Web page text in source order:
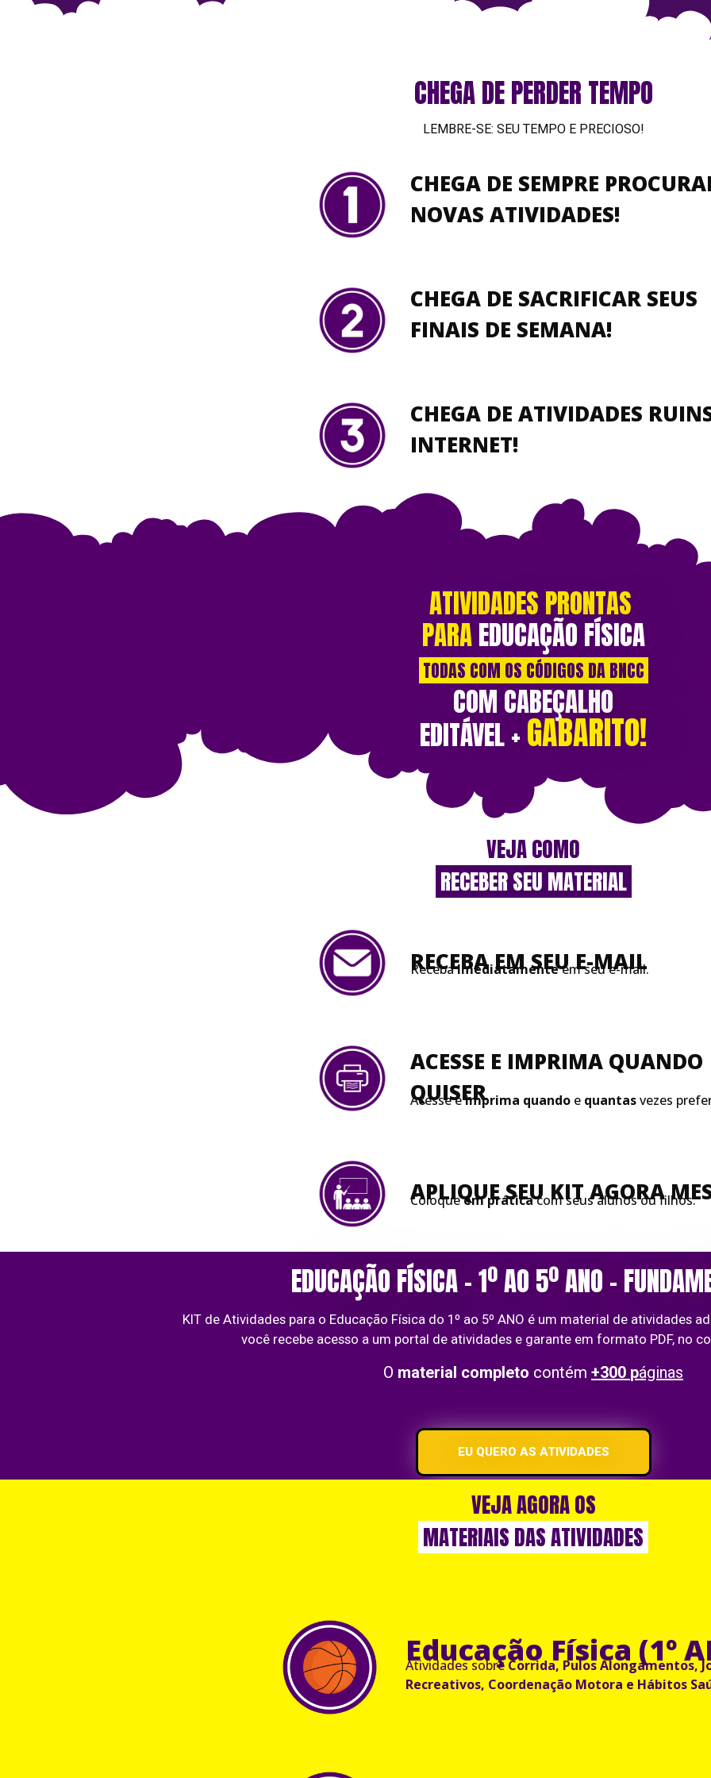
CHEGA DE PERDER TEMPO
LEMBRE-SE: SEU TEMPO E PRECIOSO!
CHEGA DE SEMPRE
NOVAS ATIVIDADES!
CHEGA DE SACRIFICAR SEUS
FINAIS DE SEMANA!
CHEGA DE ATIVIDADES
INTERNET!
ATIVIDADES PRONTAS
PARAEDUCAÇÃO FÍSICA
TODAS COM OS CÓDIGOS DA BNCC
COM CABEÇALHO
EDITÁVEL + GABARITO!
VEJA COMO
RECEBER SEU MATERIAL
RECEBA EM SEUE-MAIL
RecebaImediatamenteem seu e-mail.
ACESSE E IMPRIMA QUANDO
QUISER
Acesse eimprima quando e quantasvezes
APLIQUE SEU KIT AGORA
Coloqueem práticacom seus alunos ou filhos.
EDUCAÇÃO FÍSICA – 1º AO 5º ANO –
KIT de Atividades para o Educação Física do 1º ao 5º ANO é um material de atividades
você recebe acesso a um portal de atividades e garante em formato PDF, no
O material completo contém +300 páginas
EU QUERO AS ATIVIDADES
VEJA AGORA OS
MATERIAIS DAS ATIVIDADES
Educação Física (1º
Atividades sobreCorrida, Pulos Alongamentos,
Recreativos, Coordenação Motora e Hábitos